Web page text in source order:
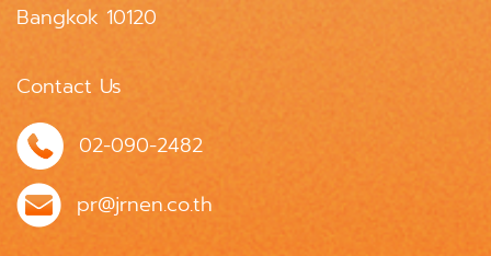
Bangkok 10120
Contact Us
02-090-2482
pr@jrnen.co.th